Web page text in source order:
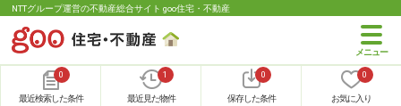
NTTグループ運営の不動産総合サイト goo住宅・不動産
0
最近検索した条件
1
最近見た物件
0
保存した条件
0
お気に入り